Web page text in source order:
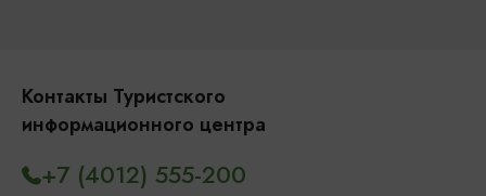
Контакты Туристского
информационного центра
+7 (4012) 555-200